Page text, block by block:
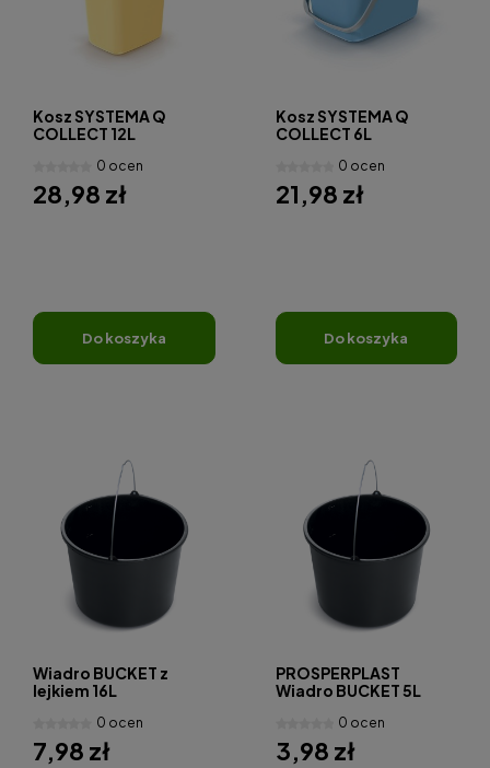
Kosz SYSTEMA Q
COLLECT 12L
0 ocen
28,98 zł
do koszyka
Kosz SYSTEMA Q
COLLECT 6L
0 ocen
21,98 zł
do koszyka
Wiadro BUCKET z
lejkiem 16L
0 ocen
7,98 zł
PROSPERPLAST
Wiadro BUCKET 5L
0 ocen
3,98 zł